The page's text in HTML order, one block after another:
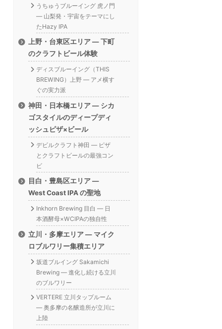
うちゅうブルーイング 虎ノ門
— 山梨発・宇宙をテーマにし
たHazy IPA
上野・台東区エリア — 下町
のクラフトビール体験
ディスブルーイング（THIS
BREWING）上野 — アメ横す
ぐの実力派
神田・日本橋エリア — シカ
ゴスタイルのディープディ
ッシュピザ×ビール
デビルクラフト神田 — ピザ
とクラフトビールの最強コン
ビ
目白・豊島区エリア —
West Coast IPA の聖地
Inkhorn Brewing 目白 — 日
本酒酵母×WCIPAの独自性
立川・多摩エリア — マイク
ロブルワリー集積エリア
坂道ブルイング Sakamichi
Brewing — 進化し続ける立川
のブルワリー
VERTERE 立川タップルーム
— 奥多摩の名醸造所が立川に
上陸